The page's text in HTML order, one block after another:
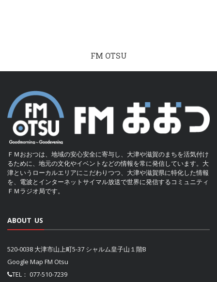
FM OTSU
ＦＭおおつは、地域の安心安全に寄与し、大津や滋賀のまちを活気付け
るために、地元の文化やイベントなどの情報を常に発信しています。大
津というローカルエリアにこだわりつつ、大津や滋賀県に特化した情報
を、電波とインターネットサイマル放送で世界に発信するコミュニティ
ＦＭラジオ局です。
ABOUT US
520-0038 大津市山上町5-37 シャルム皇子山１階B
Google Map FM Otsu
TEL： 077-510-7239